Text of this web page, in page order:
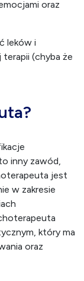
oraz
leków i
(chyba że
inny zawód,
jest
w zakresie
który ma
oraz